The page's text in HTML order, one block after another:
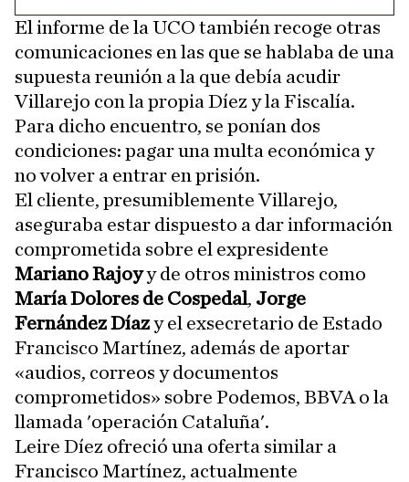
El informe de la UCO también recoge otras
comunicaciones en las que se hablaba de una
supuesta reunión a la que debía acudir
Villarejo con la propia Díez y la Fiscalía.
Para dicho encuentro, se ponían dos
condiciones: pagar una multa económica y
no volver a entrar en prisión.
El cliente, presumiblemente Villarejo,
aseguraba estar dispuesto a dar información
comprometida sobre el expresidente
Mariano Rajoyy de otros ministros como
María Dolores de Cospedal, Jorge
Fernández Díazy el exsecretario de Estado
Francisco Martínez, además de aportar
«audios, correos y documentos
comprometidos» sobre Podemos, BBVA o la
llamada 'operación Cataluña'.
Leire Díez ofreció una oferta similar a
Francisco Martínez, actualmente